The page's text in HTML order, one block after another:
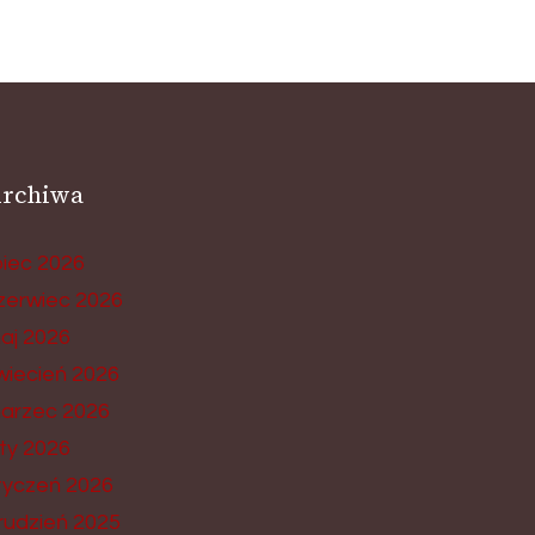
2026
2026
2026
2026
2026
2026
2026
2025